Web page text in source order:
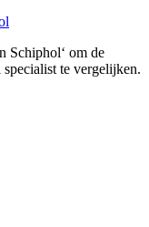
Schiphol‘ om de
te vergelijken.